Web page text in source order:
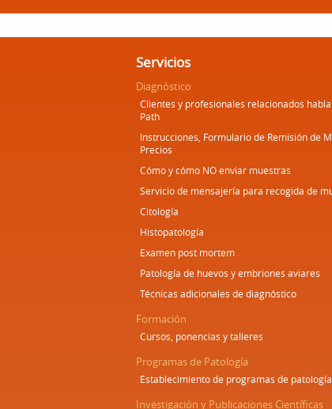
Servicios
Diagnóstico
Clientes y profesionales relacionados
Path
Instrucciones, Formulario de Remisión de
Precios
Cómo y cómo NO enviar muestras
Servicio de mensajería para recogida de
Citología
Histopatología
Examen post mortem
Patología de huevos y embriones aviares
Técnicas adicionales de diagnóstico
Formación
Cursos, ponencias y talleres
Programas de Patología
Establecimiento de programas de patología
Investigación y Publicaciones Científicas